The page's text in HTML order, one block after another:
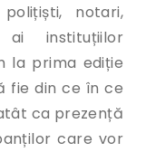
notari,
ai instituțiilor
la prima ediție
fie din ce în ce
ca prezență
care vor